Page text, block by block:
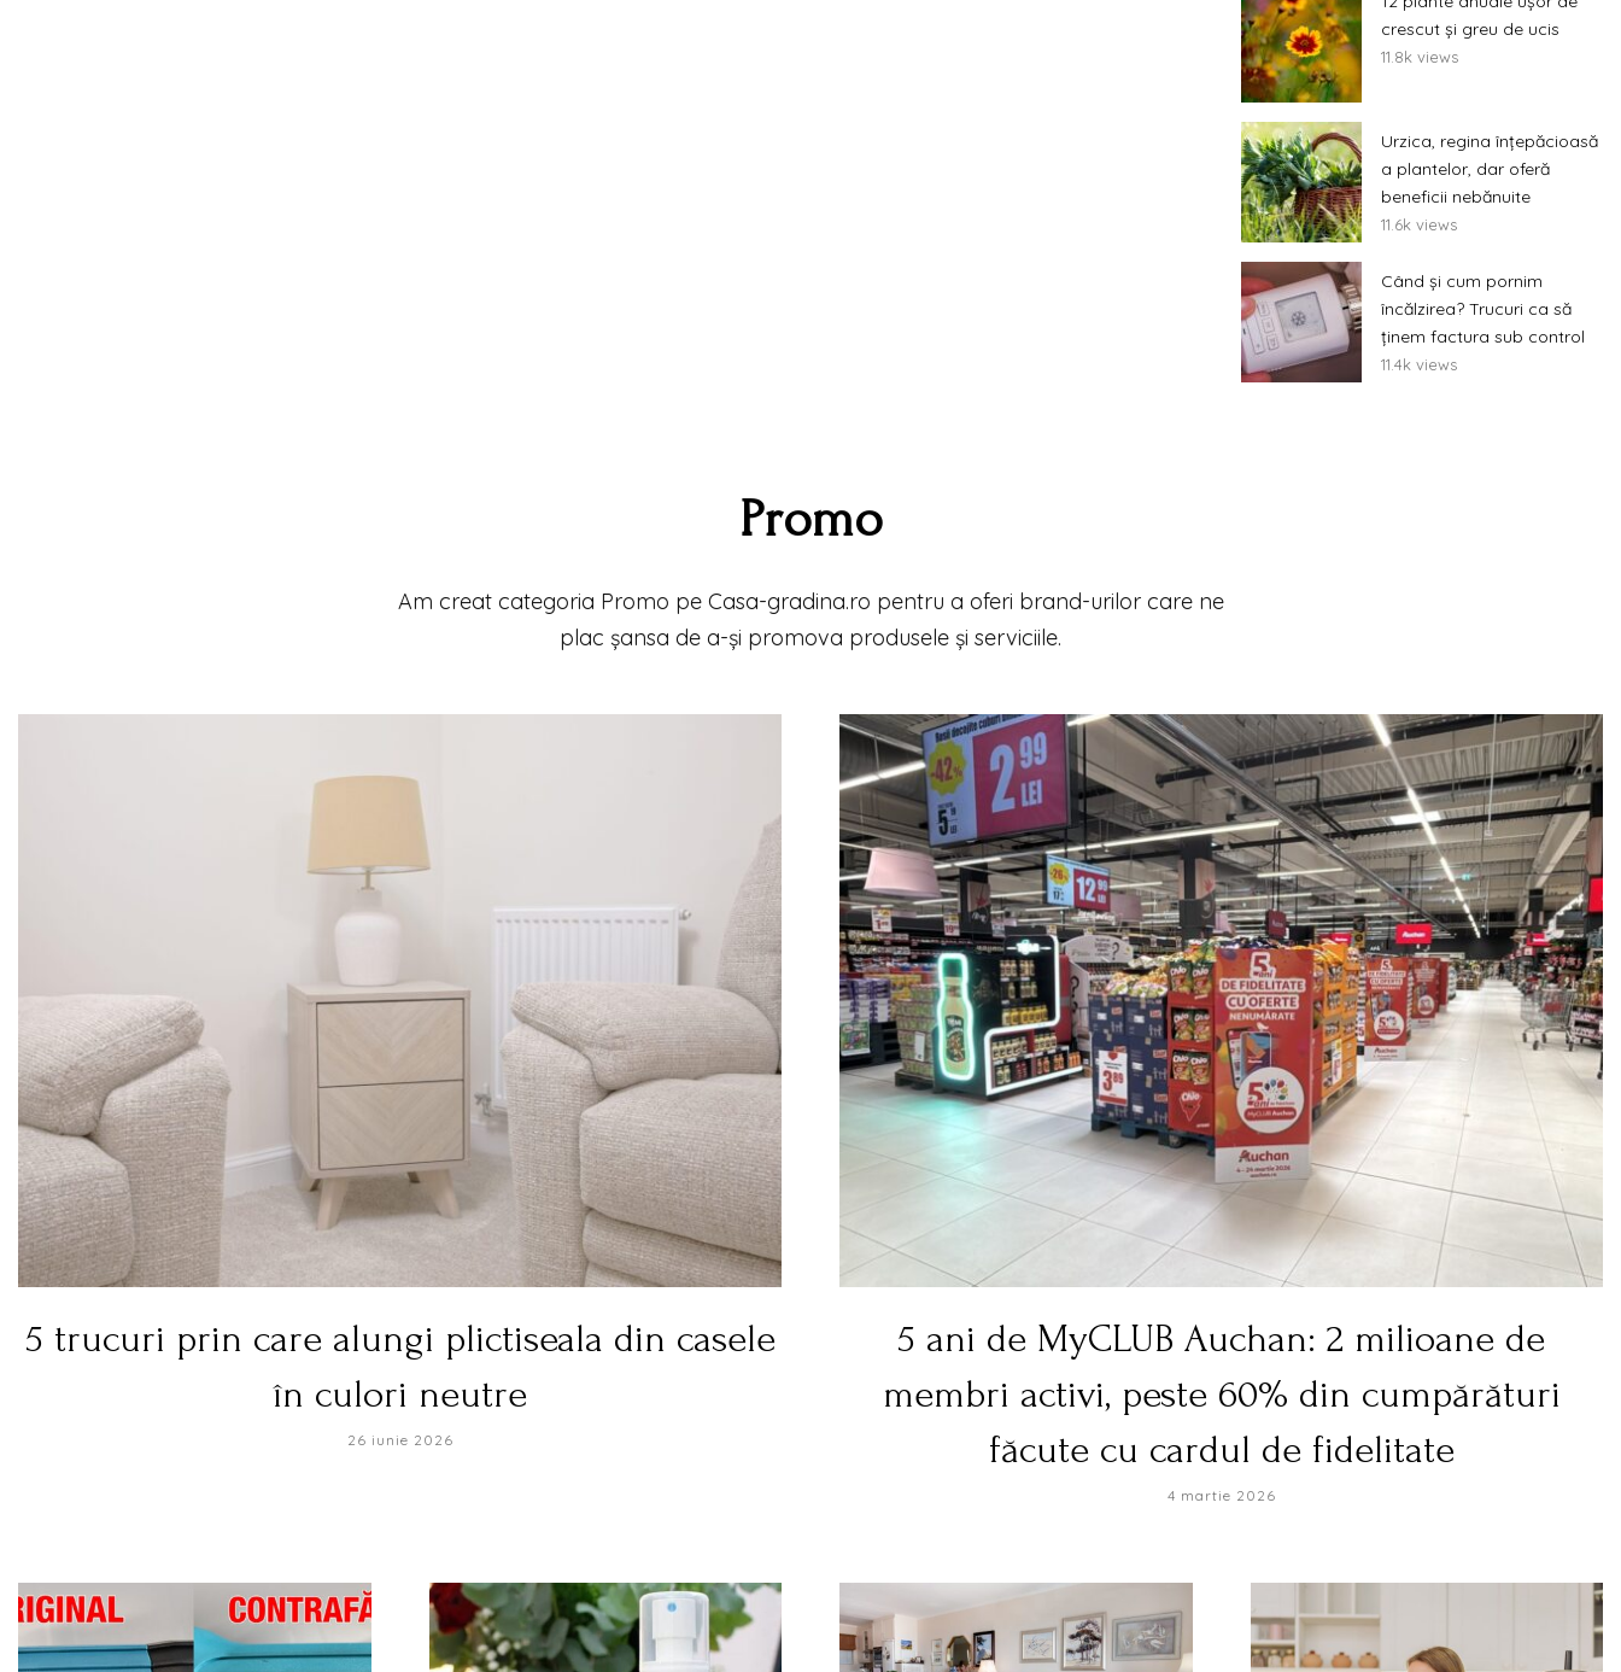
crescut și greu de ucis
11.8k views
Urzica, regina înțepăcioasă
a plantelor, dar oferă
beneficii nebănuite
11.6k views
Când și cum pornim
încălzirea? Trucuri ca să
ținem factura sub control
11.4k views
Promo
Am creat categoria Promo pe Casa-gradina.ro pentru a oferi brand-urilor care ne
plac șansa de a-și promova produsele și serviciile.
5 trucuri prin care alungi plictiseala din casele
în culori neutre
26 iunie 2026
5 ani de MyCLUB Auchan: 2 milioane de
membri activi, peste 60% din cumpărături
făcute cu cardul de fidelitate
4 martie 2026